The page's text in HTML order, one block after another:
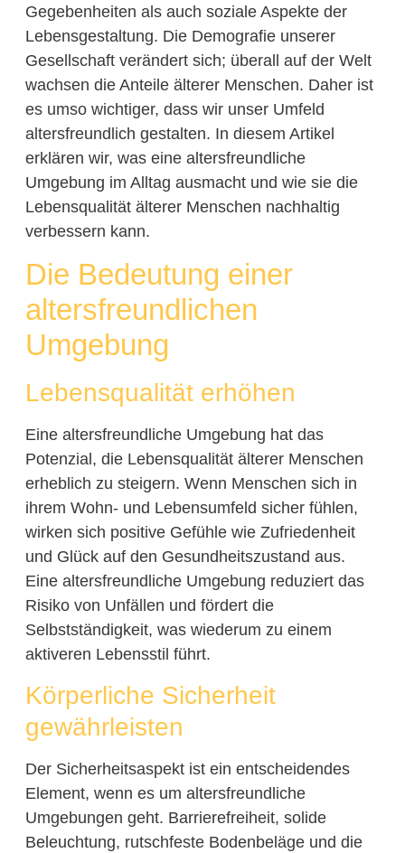
Gegebenheiten als auch soziale Aspekte der
Lebensgestaltung. Die Demografie unserer
Gesellschaft verändert sich; überall auf der Welt
wachsen die Anteile älterer Menschen. Daher ist
es umso wichtiger, dass wir unser Umfeld
altersfreundlich gestalten. In diesem Artikel
erklären wir, was eine altersfreundliche
Umgebung im Alltag ausmacht und wie sie die
Lebensqualität älterer Menschen nachhaltig
verbessern kann.
Die Bedeutung einer
altersfreundlichen
Umgebung
Lebensqualität erhöhen
Eine altersfreundliche Umgebung hat das
Potenzial, die Lebensqualität älterer Menschen
erheblich zu steigern. Wenn Menschen sich in
ihrem Wohn- und Lebensumfeld sicher fühlen,
wirken sich positive Gefühle wie Zufriedenheit
und Glück auf den Gesundheitszustand aus.
Eine altersfreundliche Umgebung reduziert das
Risiko von Unfällen und fördert die
Selbstständigkeit, was wiederum zu einem
aktiveren Lebensstil führt.
Körperliche Sicherheit
gewährleisten
Der Sicherheitsaspekt ist ein entscheidendes
Element, wenn es um altersfreundliche
Umgebungen geht. Barrierefreiheit, solide
Beleuchtung, rutschfeste Bodenbeläge und die